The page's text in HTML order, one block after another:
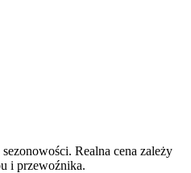
Realna cena zależy
i przewoźnika.